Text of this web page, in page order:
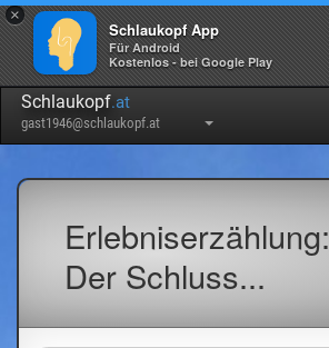
×
Schlaukopf App
Für Android
Kostenlos - bei Google Play
Schlaukopf.at
gast1946@schlaukopf.at
Erlebniserzählung:
Der Schluss...